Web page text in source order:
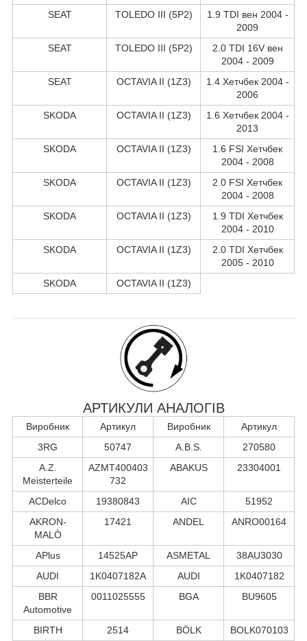
SEAT
TOLEDO III (5P2)
1.9 TDI вен 2004 -
2009
SEAT
TOLEDO III (5P2)
2.0 TDI 16V вен
2004 - 2009
SEAT
OCTAVIA II (1Z3)
1.4 Хетчбек 2004 -
2006
SKODA
OCTAVIA II (1Z3)
1.6 Хетчбек 2004 -
2013
SKODA
OCTAVIA II (1Z3)
1.6 FSI Хетчбек
2004 - 2008
SKODA
OCTAVIA II (1Z3)
2.0 FSI Хетчбек
2004 - 2008
SKODA
OCTAVIA II (1Z3)
1.9 TDI Хетчбек
2004 - 2010
SKODA
OCTAVIA II (1Z3)
2.0 TDI Хетчбек
2005 - 2010
SKODA
OCTAVIA II (1Z3)
АРТИКУЛИ АНАЛОГІВ
Виробник Артикул Виробник
Артикул
3RG
50747 A.B.S.
270580
A.Z.
Meisterteile
AZMT400403
732
ABAKUS 23304001
ACDelco 19380843 AIC
51952
AKRON-
MALÒ
17421 ANDEL ANRO00164
APlus 14525AP ASMETAL
38AU3030
AUDI
1K0407182A AUDI
1K0407182
BBR
Automotive
0011025555 BGA BU9605
BIRTH 2514 BÖLK BOLK070103